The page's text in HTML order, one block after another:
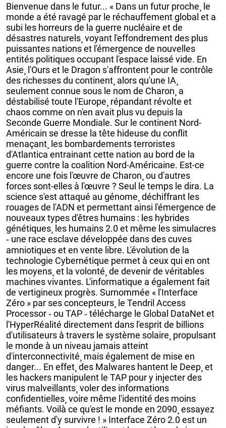
Bienvenue dans le futur... « Dans un futur proche¸ le
monde a été ravagé par le réchauffement global et a
subi les horreurs de la guerre nucléaire et de
désastres naturels¸ voyant l'effondrement des plus
puissantes nations et l'émergence de nouvelles
entités politiques occupant l'espace laissé vide. En
Asie¸ l'Ours et le Dragon s'affrontent pour le contrôle
des richesses du continent¸ alors qu'une IA¸
seulement connue sous le nom de Charon¸ a
déstabilisé toute l'Europe¸ répandant révolte et
chaos comme on n'en avait plus vu depuis la
Seconde Guerre Mondiale. Sur le continent Nord-
Américain se dresse la tête hideuse du conflit
menaçant¸ les bombardements terroristes
d'Atlantica entrainant cette nation au bord de la
guerre contre la coalition Nord-Américaine. Est-ce
encore une fois l'œuvre de Charon¸ ou d'autres
forces sont-elles à l'œuvre ? Seul le temps le dira. La
science s'est attaqué au génome¸ déchiffrant les
rouages de l'ADN et permettant ainsi l'émergence de
nouveaux types d'êtres humains : les hybrides
génétiques¸ les humains 2.0 et même les simulacres
‐ une race esclave développée dans des cuves
amniotiques et en vente libre. L'évolution de la
technologie Cybernétique permet à ceux qui en ont
les moyens¸ et la volonté¸ de devenir de véritables
machines vivantes. L'informatique a également fait
de vertigineux progrès. Surnommée « l'Interface
Zéro » par ses concepteurs¸ le Tendril Access
Processor ‐ ou TAP ‐ télécharge le Global DataNet et
l'HyperRéalité directement dans l'esprit de billions
d'utilisateurs à travers le système solaire¸ propulsant
le monde à un niveau jamais atteint
d'interconnectivité¸ mais également de mise en
danger... En effet¸ des Malwares hantent le Deep¸ et
les hackers manipulent le TAP pour y injecter des
virus malveillants¸ voler des informations
confidentielles¸ voire même l'identité des moins
méfiants. Voilà ce qu'est le monde en 2090¸ essayez
seulement d'y survivre ! » Interface Zéro 2.0 est un